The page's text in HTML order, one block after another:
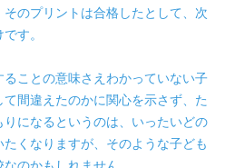
のプリントは合格したとして、次
す。
ことの意味さえわかっていない子
間違えたのかに関心を示さず、た
になるというのは、いったいどの
くなりますが、そのような子ども